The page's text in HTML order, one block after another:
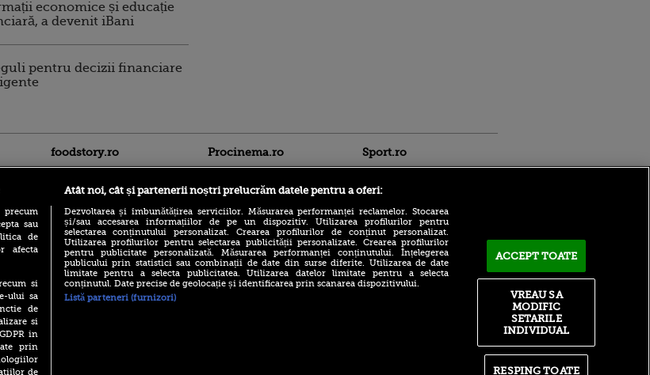
economice și educație
a devenit iBani
pentru decizii financiare
foodstory.ro
(P) Descoperă Lumea
Evenimentelor din România
cu Transilvania Events!
Procinema.ro
Nikolaj Coster-Waldau din
Urzeala Tronurilor și
Sport.ro
Ce fac nordicii și noi nu
putem. Savenco a punctat
Anunțul făcut despre starea
sau
de
afecta
si
ului sa
de
si
in
prin
de
Atât noi, cât și partenerii noștri prelucrăm datele pentru a oferi:
Dezvoltarea și îmbunătățirea serviciilor. Măsurarea performanței reclamelor. Stocarea
și/sau accesarea informațiilor de pe un dispozitiv. Utilizarea profilurilor pentru
selectarea conținutului personalizat. Crearea profilurilor de conținut personalizat.
Utilizarea profilurilor pentru selectarea publicității personalizate. Crearea profilurilor
pentru publicitate personalizată. Măsurarea performanței conținutului. Înțelegerea
publicului prin statistici sau combinații de date din surse diferite. Utilizarea de date
limitate pentru a selecta publicitatea. Utilizarea datelor limitate pentru a selecta
conținutul. Date precise de geolocație și identificarea prin scanarea dispozitivului.
Listă parteneri (furnizori)
ACCEPT TOATE
RESPING TOATE
VREAU SA
MODIFIC
SETARILE
INDIVIDUAL